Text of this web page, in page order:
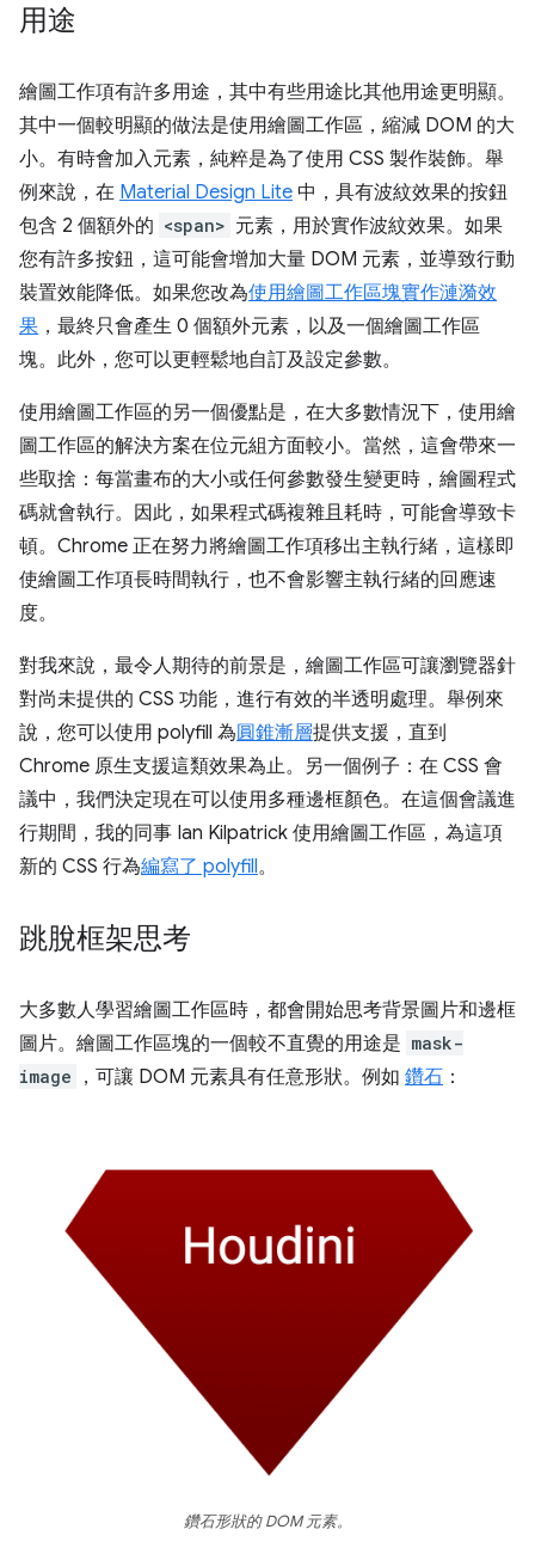
用途
繪圖工作項有許多用途，其中有些用途比其他用途更明顯。
其中一個較明顯的做法是使用繪圖工作區，縮減 DOM 的大
小。有時會加入元素，純粹是為了使用 CSS 製作裝飾。舉
例來說，在 Material Design Lite 中，具有波紋效果的按鈕
包含 2 個額外的 <span> 元素，用於實作波紋效果。如果
您有許多按鈕，這可能會增加大量 DOM 元素，並導致行動
裝置效能降低。如果您改為使用繪圖工作區塊實作漣漪效
果 ，最終只會產生 0 個額外元素，以及一個繪圖工作區
塊。此外，您可以更輕鬆地自訂及設定參數。
使用繪圖工作區的另一個優點是，在大多數情況下，使用繪
圖工作區的解決方案在位元組方面較小。當然，這會帶來一
些取捨：每當畫布的大小或任何參數發生變更時，繪圖程式
碼就會執行。因此，如果程式碼複雜且耗時，可能會導致卡
頓。Chrome 正在努力將繪圖工作項移出主執行緒，這樣即
使繪圖工作項長時間執行，也不會影響主執行緒的回應速
度。
對我來說，最令人期待的前景是，繪圖工作區可讓瀏覽器針
對尚未提供的 CSS 功能，進行有效的半透明處理。舉例來
說，您可以使用 polyfill 為圓錐漸層提供支援，直到
Chrome 原生支援這類效果為止。另一個例子：在 CSS 會
議中，我們決定現在可以使用多種邊框顏色。在這個會議進
行期間，我的同事 Ian Kilpatrick 使用繪圖工作區，為這項
新的 CSS 行為編寫了 polyfill。
跳脫框架思考
大多數人學習繪圖工作區時，都會開始思考背景圖片和邊框
圖片。繪圖工作區塊的一個較不直覺的用途是 mask-
image
，可讓 DOM 元素具有任意形狀。例如 鑽石 ：
鑽石形狀的 DOM 元素。